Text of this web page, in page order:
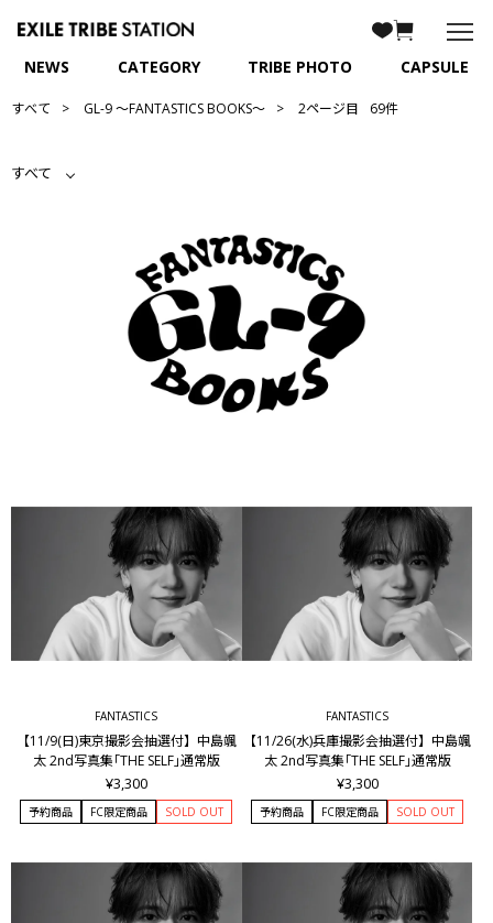
NEWS CATEGORY TRIBE PHOTO CAPSULE
すべて GL-9 ～FANTASTICS BOOKS～ 2ページ目 69件
すべて
FANTASTICS
【11/9(日)東京撮影会抽選付】中島颯
太 2nd写真集｢THE SELF｣通常版
¥3,300
予約商品 FC限定商品 SOLD OUT
FANTASTICS
【11/26(水)兵庫撮影会抽選付】中島颯
太 2nd写真集｢THE SELF｣通常版
¥3,300
予約商品 FC限定商品 SOLD OUT